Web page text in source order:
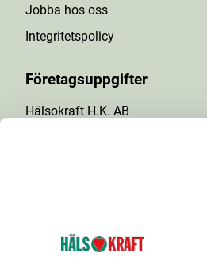
Jobba hos oss
Integritetspolicy
Företagsuppgifter
Hälsokraft H.K. AB